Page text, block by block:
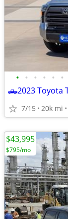
• • • • • •
7/15 20k mi
$43,995
$795/mo